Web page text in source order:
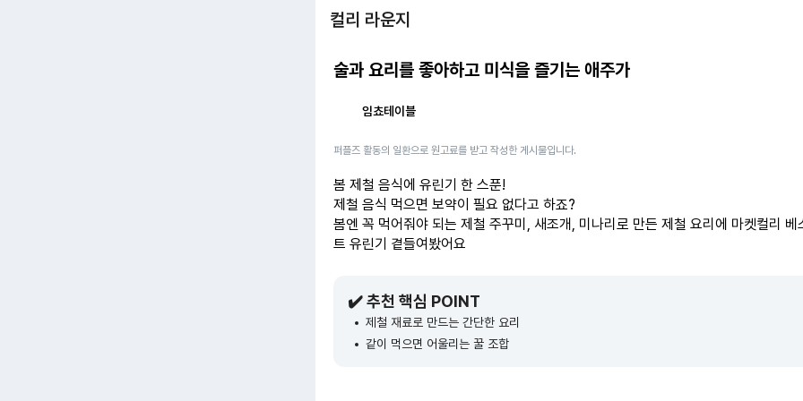
컬리 라운지
술과 요리를 좋아하고 미식을 즐기는 애주가
임쵸테이블
퍼플즈 활동의 일환으로 원고료를 받고 작성한 게시물입니다.
봄 제철 음식에 유린기 한 스푼!
제철 음식 먹으면 보약이 필요 없다고 하죠?
봄엔 꼭 먹어줘야 되는 제철 주꾸미, 새조개, 미나리로 만든 제철 요리에 마켓컬리 베
트 유린기 곁들여봤어요
✔️ 추천 핵심 POINT
제철 재료로 만드는 간단한 요리
같이 먹으면 어울리는 꿀 조합